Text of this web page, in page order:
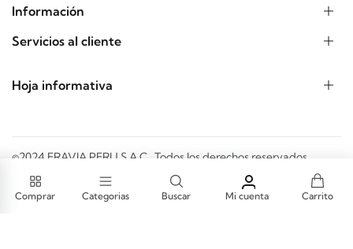
Información
Servicios al cliente
Hoja informativa
©2024 FRAVIA PERU S.A.C.. Todos los derechos reservados.
Formas de pago:
Comprar Categorias Buscar Mi cuenta Carrito